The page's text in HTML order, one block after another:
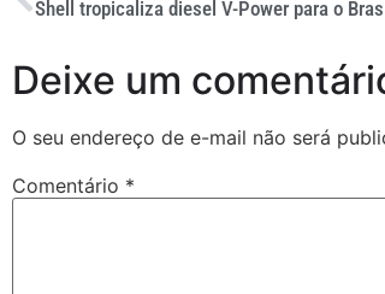
Shell tropicaliza diesel V-Power para o
Deixe um
O seu endereço de e-mail não será
Comentário *